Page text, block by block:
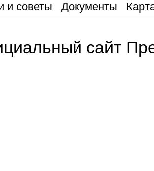
и советы
Документы
сайт